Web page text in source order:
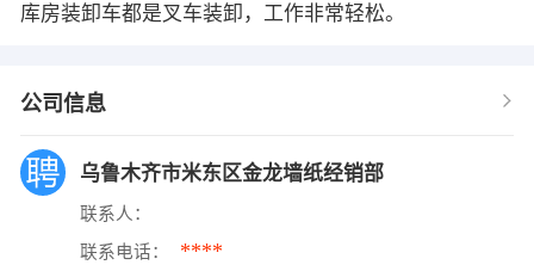
库房装卸车都是叉车装卸，工作非常轻松。
公司信息
乌鲁木齐市米东区金龙墙纸经销部
联系人：
联系电话： ****